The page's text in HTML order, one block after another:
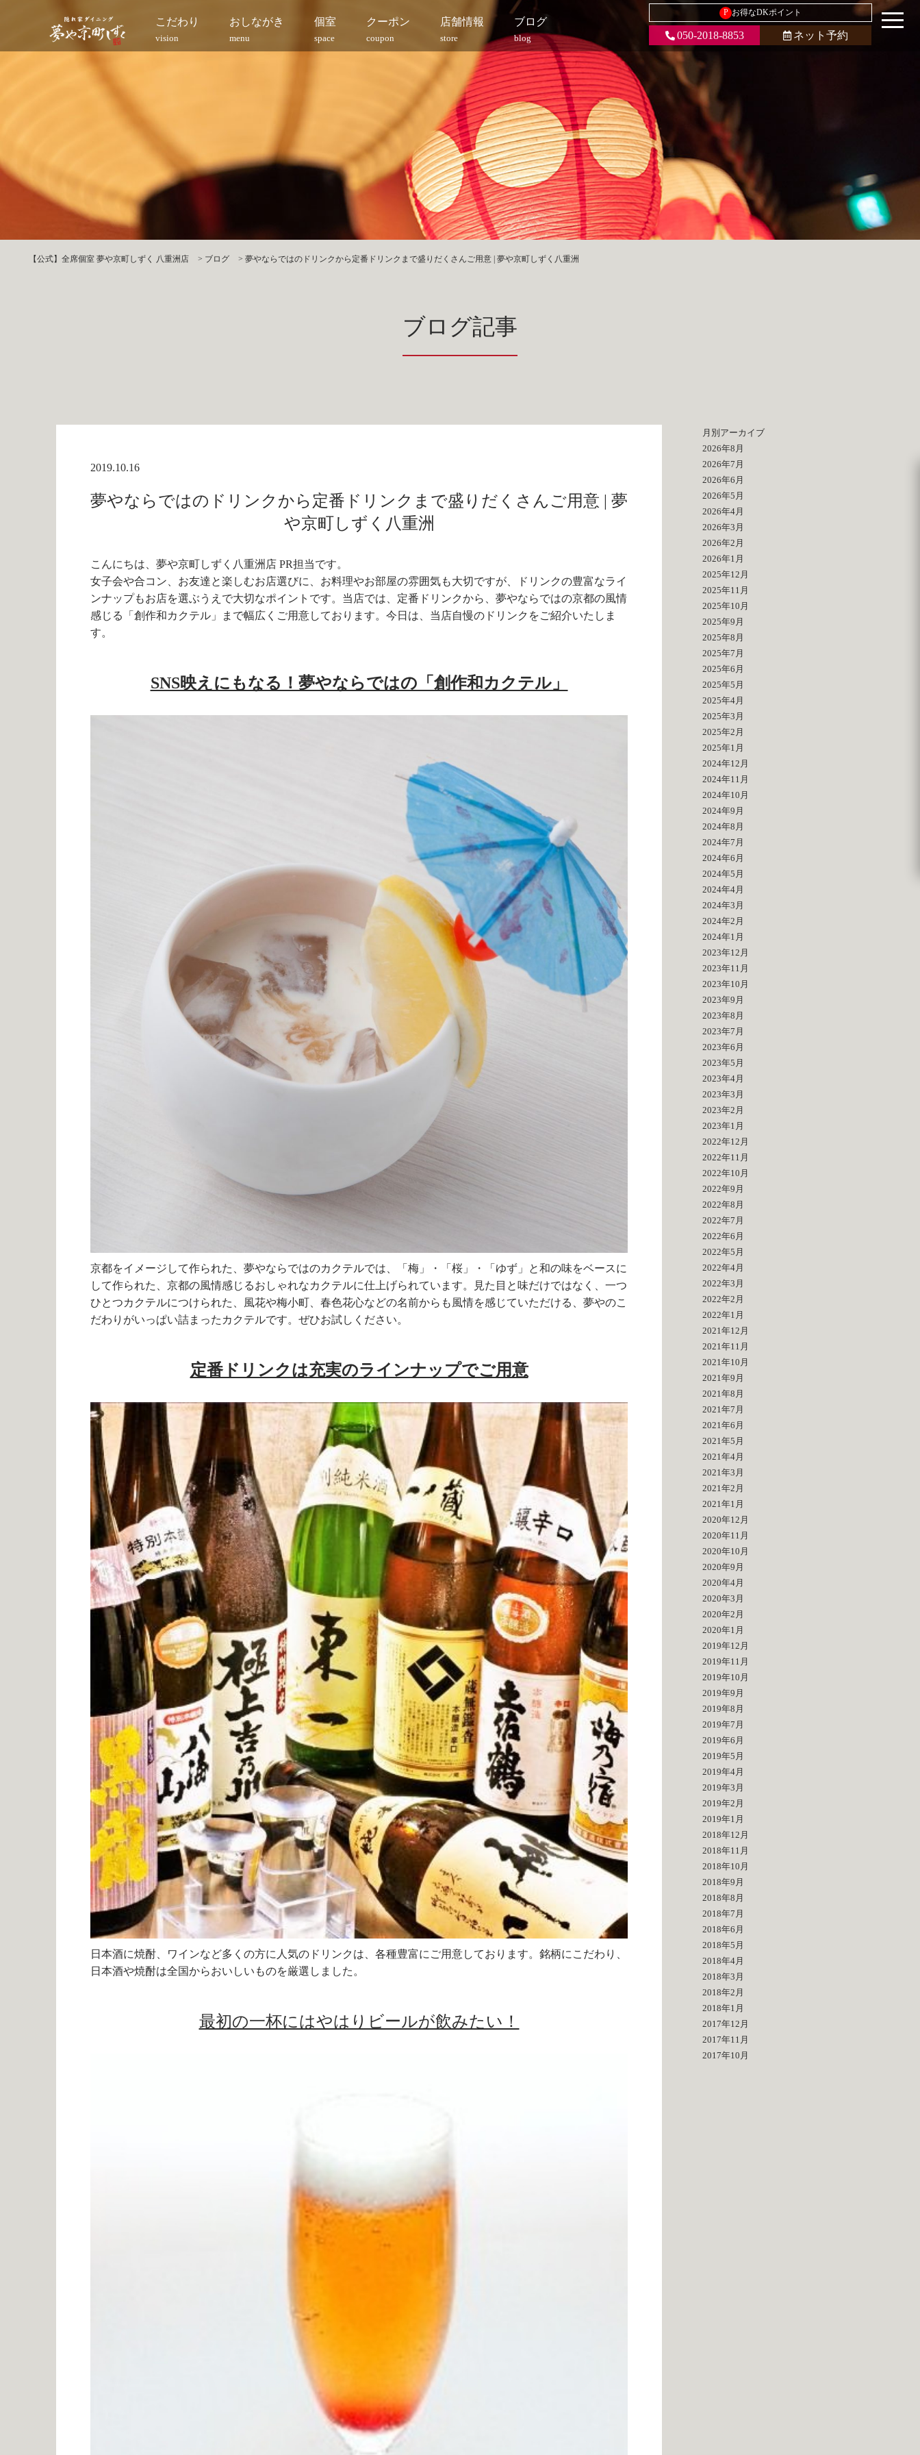
こだわり
vision
おしながき
menu
個室
space
クーポン
coupon
店舗情報
store
ブログ
blog
P お得なDKポイント
050-2018-8853 ネット予約
【公式】全席個室 夢や京町しずく 八重洲店 > ブログ > 夢やならではのドリンクから定番ドリンクまで盛りだくさんご用意 | 夢や京町しずく八重洲
ブログ記事
2019.10.16
夢やならではのドリンクから定番ドリンクまで盛りだくさんご用意 | 夢
や京町しずく八重洲
こんにちは、夢や京町しずく八重洲店 PR担当です。
女子会や合コン、お友達と楽しむお店選びに、お料理やお部屋の雰囲気も大切ですが、ドリンクの豊富なライ
ンナップもお店を選ぶうえで大切なポイントです。当店では、定番ドリンクから、夢やならではの京都の風情
感じる「創作和カクテル」まで幅広くご用意しております。今日は、当店自慢のドリンクをご紹介いたしま
す。
SNS映えにもなる！夢やならではの「創作和カクテル」
京都をイメージして作られた、夢やならではのカクテルでは、「梅」・「桜」・「ゆず」と和の味をベースに
して作られた、京都の風情感じるおしゃれなカクテルに仕上げられています。見た目と味だけではなく、一つ
ひとつカクテルにつけられた、風花や梅小町、春色花心などの名前からも風情を感じていただける、夢やのこ
だわりがいっぱい詰まったカクテルです。ぜひお試しください。
定番ドリンクは充実のラインナップでご用意
日本酒に焼酎、ワインなど多くの方に人気のドリンクは、各種豊富にご用意しております。銘柄にこだわり、
日本酒や焼酎は全国からおいしいものを厳選しました。
最初の一杯にはやはりビールが飲みたい！
月別アーカイブ
2026年8月
2026年7月
2026年6月
2026年5月
2026年4月
2026年3月
2026年2月
2026年1月
2025年12月
2025年11月
2025年10月
2025年9月
2025年8月
2025年7月
2025年6月
2025年5月
2025年4月
2025年3月
2025年2月
2025年1月
2024年12月
2024年11月
2024年10月
2024年9月
2024年8月
2024年7月
2024年6月
2024年5月
2024年4月
2024年3月
2024年2月
2024年1月
2023年12月
2023年11月
2023年10月
2023年9月
2023年8月
2023年7月
2023年6月
2023年5月
2023年4月
2023年3月
2023年2月
2023年1月
2022年12月
2022年11月
2022年10月
2022年9月
2022年8月
2022年7月
2022年6月
2022年5月
2022年4月
2022年3月
2022年2月
2022年1月
2021年12月
2021年11月
2021年10月
2021年9月
2021年8月
2021年7月
2021年6月
2021年5月
2021年4月
2021年3月
2021年2月
2021年1月
2020年12月
2020年11月
2020年10月
2020年9月
2020年4月
2020年3月
2020年2月
2020年1月
2019年12月
2019年11月
2019年10月
2019年9月
2019年8月
2019年7月
2019年6月
2019年5月
2019年4月
2019年3月
2019年2月
2019年1月
2018年12月
2018年11月
2018年10月
2018年9月
2018年8月
2018年7月
2018年6月
2018年5月
2018年4月
2018年3月
2018年2月
2018年1月
2017年12月
2017年11月
2017年10月